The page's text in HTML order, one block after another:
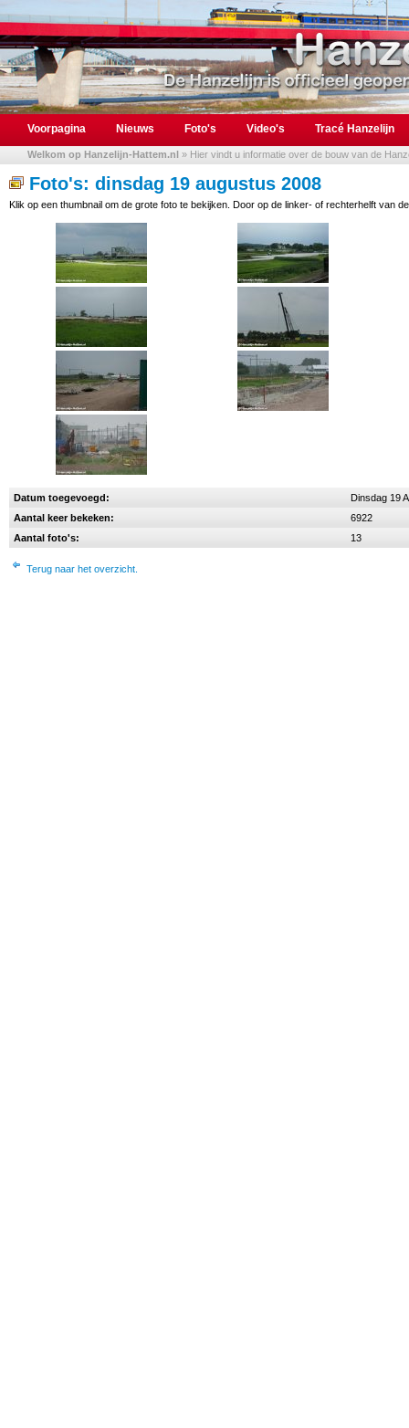
Voorpagina Nieuws Foto's Video's Tracé Hanzelijn
Welkom op Hanzelijn-Hattem.nl » Hier vindt u informatie over de bouw van de
Foto's: dinsdag 19 augustus 2008
Klik op een thumbnail om de grote foto te bekijken. Door op de linker- of rechterhelft van
Datum toegevoegd:
Dinsdag 19
Aantal keer bekeken:
6922
Aantal foto's:
13
Terug naar het overzicht.